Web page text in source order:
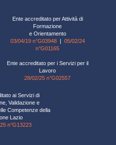
Ente accreditato per Attività di
Formazione
e Orientamento
03/04/19 n°G03948| 05/02/24
n°G01165
Ente accreditato per i Servizi per il
Lavoro
28/02/25 n°G02557
ai Servizi di
Validazione e
Competenze della
Lazio
n°G13223